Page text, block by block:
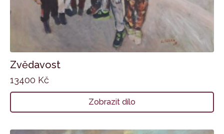
Zvědavost
13400 Kč
Zobrazit dílo